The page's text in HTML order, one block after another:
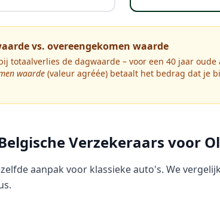
vs. overeengekomen waarde
totaalverlies de dagwaarde – voor een 40 jaar
waarde (valeur agréée) betaalt het bedrag dat je
Verzekeraars voor
aanpak voor klassieke auto's. We